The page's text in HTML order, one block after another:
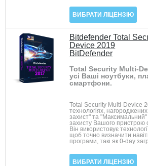
ВИБРАТИ ЛІЦЕНЗІЮ
Bitdefender Total
Device 2019
BitDefender
Total Security Multi-
усі Ваші ноутбуки,
смартфони.
Total Security Multi-Device
технологіях,
захист" та "Максимальний"
захисту Вашого
Він використовує
щоб точно визначити
програми, такі як 0-day
ВИБРАТИ ЛІЦЕНЗІЮ